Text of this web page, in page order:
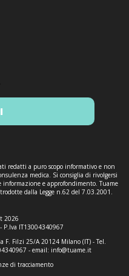
redatti a puro scopo informativo e non
medica. Si consiglia di rivolgersi
e approfondimento. Tuame
dalla Legge n.62 del 7.03.2001.
2026
P.Iva IT13004340967
F. Filzi 25/A 20124 Milano (IT) - Tel.
- email: info@tuame.it
di tracciamento